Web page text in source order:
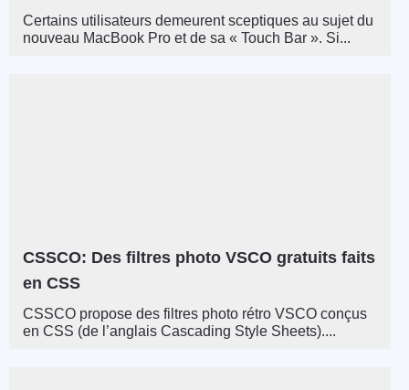
Certains utilisateurs demeurent sceptiques au sujet du
nouveau MacBook Pro et de sa « Touch Bar ». Si...
CSSCO: Des filtres photo VSCO gratuits faits
en CSS
CSSCO propose des filtres photo rétro VSCO conçus
en CSS (de l’anglais Cascading Style Sheets)....